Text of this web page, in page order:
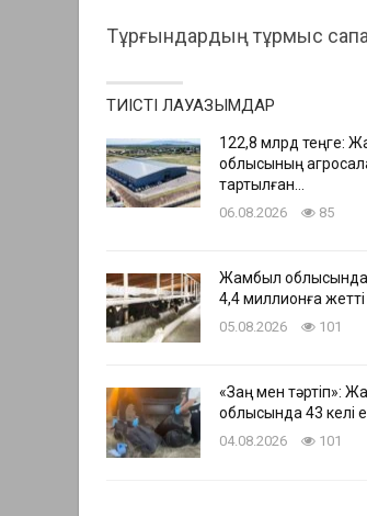
Тұрғындардың тұрмыс
ТИІСТІ ЛАУАЗЫМДАР
122,8 млрд теңге:
облысының
тартылған…
06.08.2026 85
Жамбыл
4,4 миллионға жетті
05.08.2026 101
«Заң мен тәртіп»:
облысында 43 келі
04.08.2026 101